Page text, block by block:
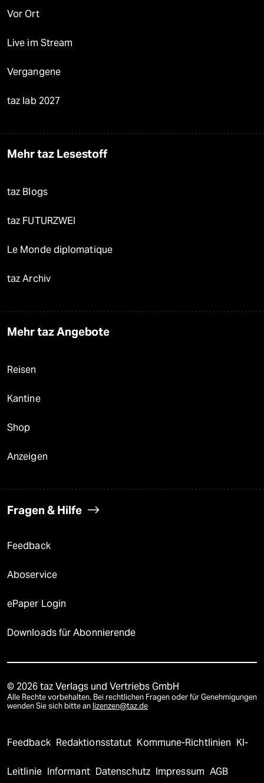
Vor Ort
Live im Stream
Vergangene
taz lab 2027
Mehr taz Lesestoff
taz Blogs
taz FUTURZWEI
Le Monde diplomatique
taz Archiv
Mehr taz Angebote
Reisen
Kantine
Shop
Anzeigen
Fragen & Hilfe
Feedback
Aboservice
ePaper Login
Downloads für Abonnierende
© 2026 taz Verlags und Vertriebs GmbH
Alle Rechte vorbehalten. Bei rechtlichen Fragen oder für Genehmigungen
wenden Sie sich bitte an lizenzen@taz.de
Feedback Redaktionsstatut Kommune-Richtlinien KI-
Leitlinie Informant Datenschutz Impressum AGB